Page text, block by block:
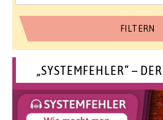
„SYSTEMFEHLER“ –